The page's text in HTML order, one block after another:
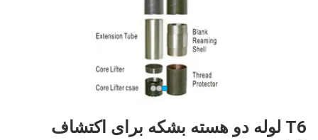
T6 لوله دو هسته بشکه برای اکتشاف